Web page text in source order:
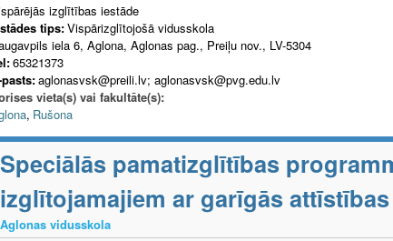
izglītības iestāde
tips:Vispārizglītojošā vidusskola
iela 6, Aglona, Aglonas pag., Preiļu nov., LV-5304
65321373
pasts:aglonasvsk@preili.lv; aglonasvsk@pvg.edu.lv
vieta(s) vai fakultāte(s):
, Rušona
Speciālās pamatizglītības
izglītojamajiem ar garīgās
Aglonas vidusskola